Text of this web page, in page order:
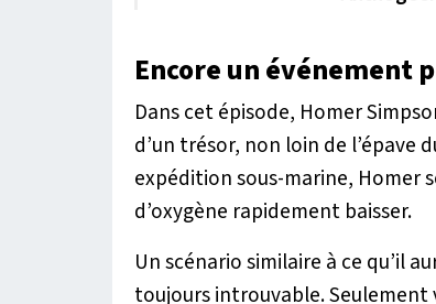
Encore un événement
Dans cet épisode, Homer
d’un trésor, non loin de l’épave
expédition sous-marine, Homer
d’oxygène rapidement baisser.
Un scénario similaire à ce qu’il
toujours introuvable. Seulement